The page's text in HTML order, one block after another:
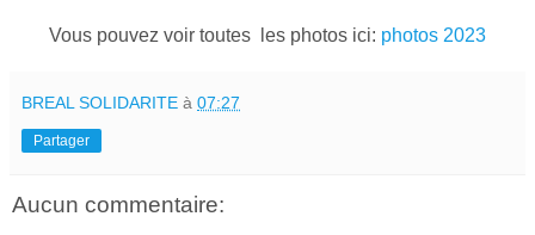
Vous pouvez voir toutes les photos ici: photos 2023
BREAL SOLIDARITE à 07:27
Partager
Aucun commentaire: